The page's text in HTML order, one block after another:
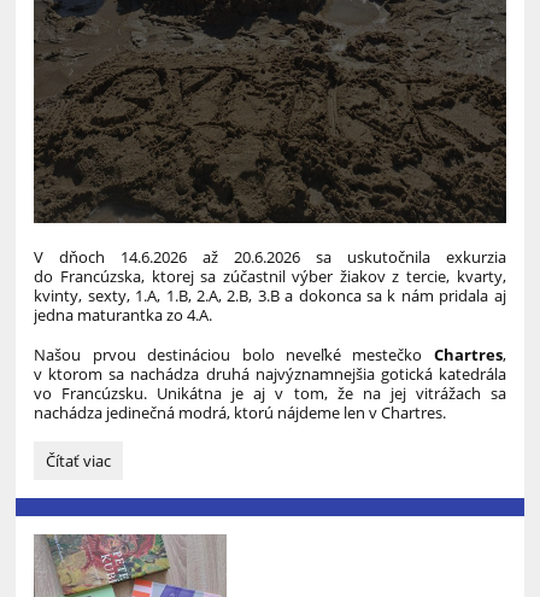
V dňoch 14.6.2026 až 20.6.2026 sa uskutočnila exkurzia
do Francúzska, ktorej sa zúčastnil výber žiakov z tercie, kvarty,
kvinty, sexty, 1.A, 1.B, 2.A, 2.B, 3.B a dokonca sa k nám pridala aj
jedna maturantka zo 4.A.
Našou prvou destináciou bolo neveľké mestečko Chartres,
v ktorom sa nachádza druhá najvýznamnejšia gotická katedrála
vo Francúzsku. Unikátna je aj v tom, že na jej vitrážach sa
nachádza jedinečná modrá, ktorú nájdeme len v Chartres.
BRETÓNSKA
A
Čítať viac